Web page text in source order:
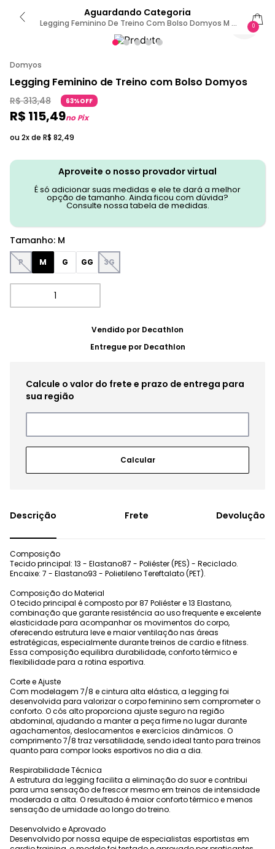
Aguardando Categoria
Legging Feminino De Treino Com Bolso Domyos M /
0
Domyos
Legging Feminino de Treino com Bolso Domyos
R$ 313,48 63%OFF
R$ 115,49no Pix
ou 2x de R$ 82,49
Aproveite o nosso provador virtual
É só adicionar suas medidas e ele te dará a melhor
opção de tamanho. Ainda ficou com dúvida?
Consulte nossa tabela de medidas.
Tamanho: M
P M G GG 3G
Vendido por Decathlon
Entregue por Decathlon
Frete Devolução
Composição
Tecido principal: 13 - Elastano87 - Poliéster (PES) - Reciclado.
Encaixe: 7 - Elastano93 - Polietileno Tereftalato (PET).
Composição do Material
O tecido principal é composto por 87 Poliéster e 13 Elastano,
combinação que garante resistência ao uso frequente e excelente
elasticidade para acompanhar os movimentos do corpo,
oferecendo estrutura leve e maior ventilação nas áreas
estratégicas, especialmente durante treinos de cardio e fitness.
Essa composição equilibra durabilidade, conforto térmico e
flexibilidade para a rotina esportiva.
Corte e Ajuste
Com modelagem 7/8 e cintura alta elástica, a legging foi
desenvolvida para valorizar o corpo feminino sem comprometer o
conforto. O cós alto proporciona ajuste seguro na região
abdominal, ajudando a manter a peça firme no lugar durante
agachamentos, deslocamentos e exercícios dinâmicos. O
comprimento 7/8 traz versatilidade, sendo ideal tanto para treinos
quanto para compor looks esportivos no dia a dia.
Respirabilidade Técnica
A estrutura da legging facilita a eliminação do suor e contribui
para uma sensação de frescor mesmo em treinos de intensidade
moderada a alta. O resultado é maior conforto térmico e menos
sensação de umidade ao longo do treino.
Desenvolvido e Aprovado
Desenvolvido por nossa equipe de especialistas esportistas em